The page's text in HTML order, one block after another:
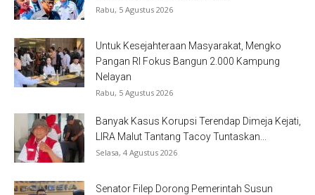
Rabu, 5 Agustus 2026
Untuk Kesejahteraan Masyarakat, Mengko
Pangan RI Fokus Bangun 2.000 Kampung
Nelayan
Rabu, 5 Agustus 2026
Banyak Kasus Korupsi Terendap Dimeja Kejati,
LIRA Malut Tantang Tacoy Tuntaskan...
Selasa, 4 Agustus 2026
Senator Filep Dorong Pemerintah Susun